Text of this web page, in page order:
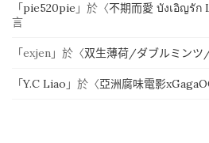
「pie520pie 」於〈不期而愛 บังเอิญรัก
言
「exjen 」於〈双生薄荷/ダブルミン
「Y.C Liao 」於〈亞洲腐味電影